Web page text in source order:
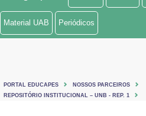
Ministério de Minas e Energia
Ministério do Turismo
Material UAB Periódicos
PORTAL EDUCAPES
NOSSOS PARCEIROS
REPOSITÓRIO INSTITUCIONAL – UNB - REP. 1